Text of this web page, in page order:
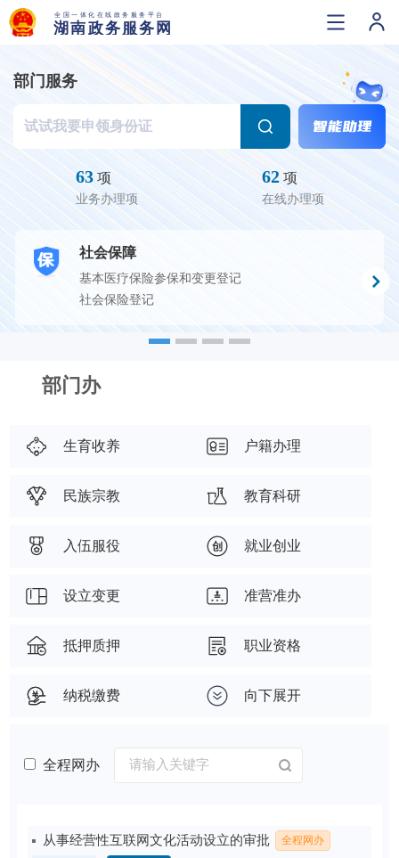
部门服务
63 项
业务办理项
62 项
在线办理项
社会保障
基本医疗保险参保和变更登记
社会保险登记
部门办
生育收养 户籍办理
民族宗教 教育科研
入伍服役 就业创业
设立变更 准营准办
抵押质押 职业资格
纳税缴费 向下展开
全程网办